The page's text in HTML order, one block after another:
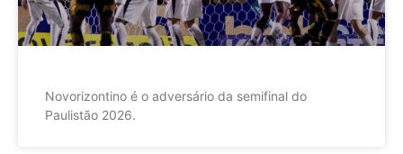
Novorizontino é o adversário da semifinal do
Paulistão 2026.